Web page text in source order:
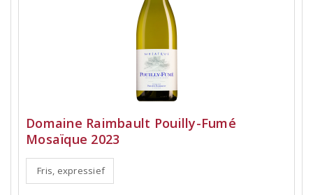
Domaine Raimbault Pouilly-Fumé
Mosaïque 2023
Fris, expressief